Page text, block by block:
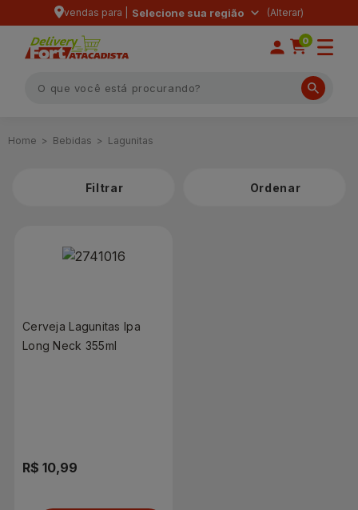
vendas para | Selecione sua região
0
Bebidas Lagunitas
Filtrar
Cerveja Lagunitas Ipa
Long Neck 355ml
R$ 10,99